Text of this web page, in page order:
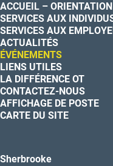
ACCUEIL –
SERVICES AUX
SERVICES AUX
ACTUALITÉS
ÉVÉNEMENTS
LIENS UTILES
LA DIFFÉRENCE OT
CONTACTEZ-NOUS
AFFICHAGE DE POSTE
CARTE DU SITE
Sherbrooke